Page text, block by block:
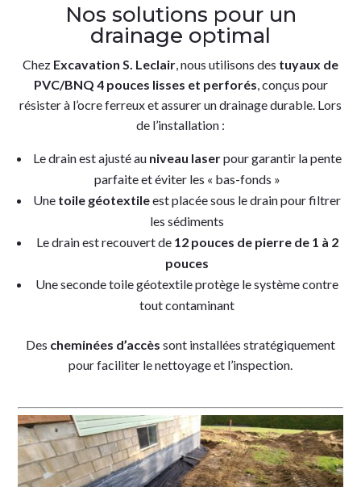
Nos solutions pour un
drainage optimal
Chez Excavation S. Leclair, nous utilisons des tuyaux de
PVC/BNQ 4 pouces lisses et perforés, conçus pour
résister à l’ocre ferreux et assurer un drainage durable. Lors
de l’installation :
Le drain est ajusté au niveau laserpour garantir la pente
parfaite et éviter les « bas-fonds »
Une toile géotextileest placée sous le drain pour filtrer
les sédiments
Le drain est recouvert de 12 pouces de pierre de 1 à 2
pouces
Une seconde toile géotextile protège le système contre
tout contaminant
Des cheminées d’accès sont installées stratégiquement
pour faciliter le nettoyage et l’inspection.